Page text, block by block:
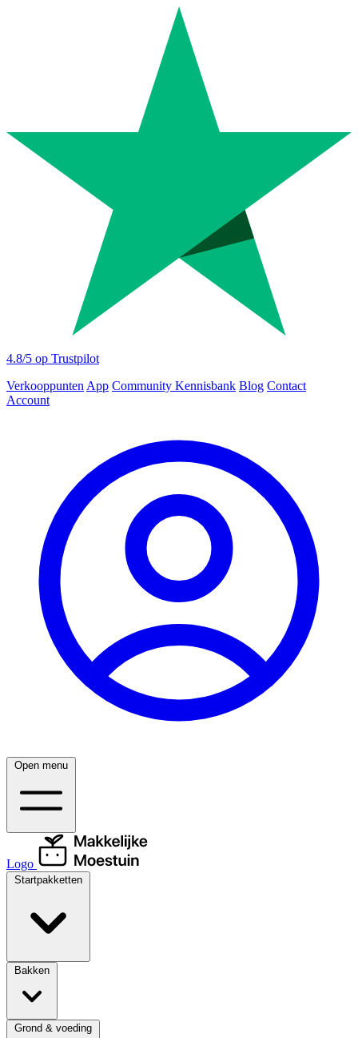
4.8/5 op Trustpilot
Verkooppunten App Community Kennisbank Blog Contact
Account
Open menu
Logo
Startpakketten
Bakken
Grond & voeding